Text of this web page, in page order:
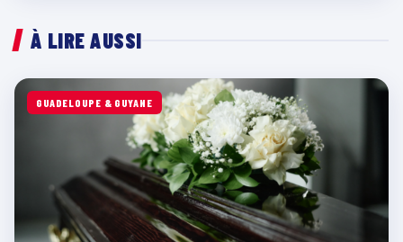
À LIRE AUSSI
GUADELOUPE & GUYANE